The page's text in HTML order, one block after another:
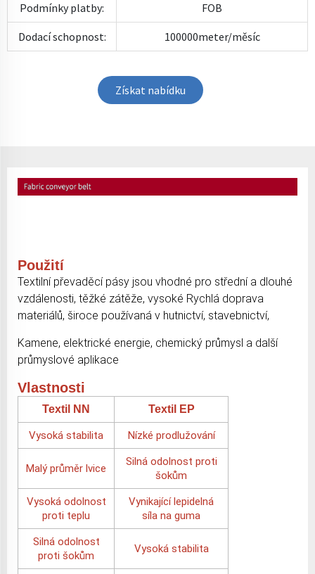
Podmínky platby: FOB
Dodací schopnost: 100000meter/měsíc
Získat nabídku
Použití
Textilní převaděcí pásy jsou vhodné pro střední a dlouhé
vzdálenosti, těžké zátěže, vysoké Rychlá doprava
materiálů, široce používaná v hutnictví, stavebnictví,
Kamene, elektrické energie, chemický průmysl a další
průmyslové aplikace
Vlastnosti
Textil NN Textil EP
Vysoká stabilita Nízké prodlužování
Malý průměr lvice
Silná odolnost proti
šokům
Vysoká odolnost
proti teplu
Vynikající lepidelná
síla na guma
Silná odolnost
proti šokům
Vysoká stabilita